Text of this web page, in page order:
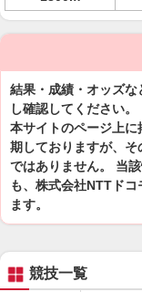
結果・成績・オッズ
し確認してください。
本サイトのページ上
期しておりますが、
ではありません。 当
も、株式会社NTTド
ます。
競技一覧